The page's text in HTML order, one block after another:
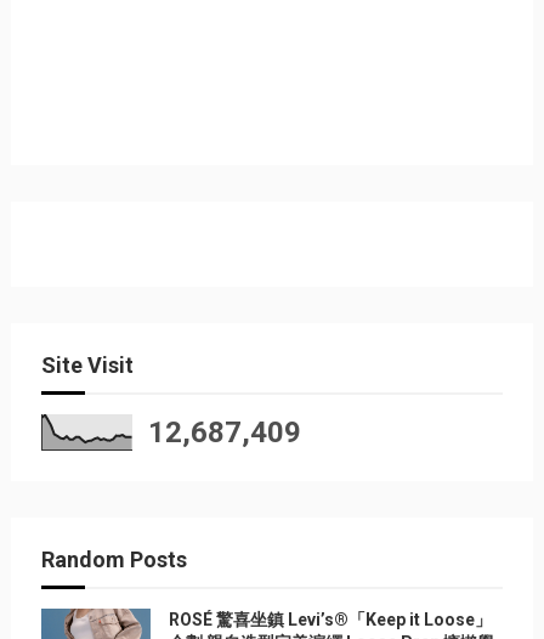
Site Visit
12,687,409
Random Posts
ROSÉ 驚喜坐鎮 Levi’s®「Keep it Loose」